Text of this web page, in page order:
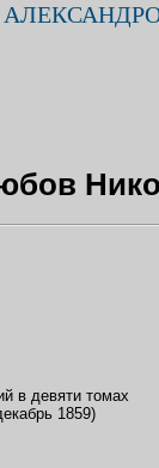
в девяти томах
1859)